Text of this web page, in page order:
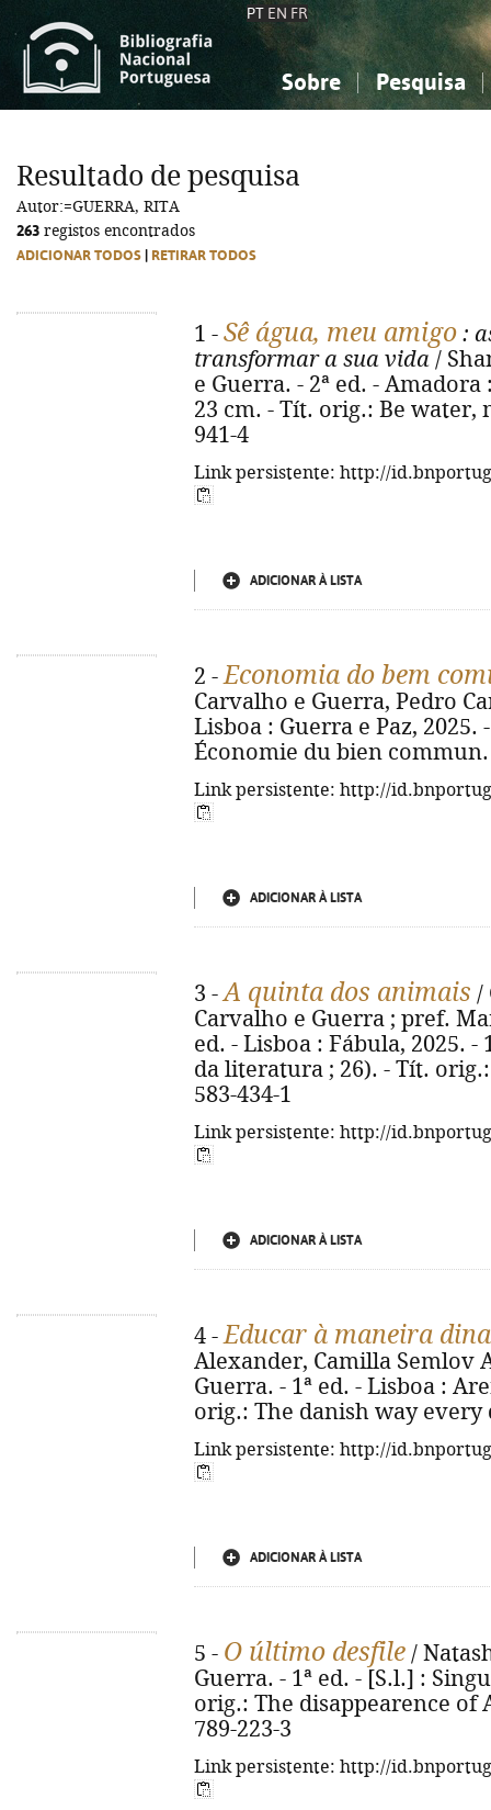
PT EN FR
Sobre Pesquisa
Ciências sociais...
Ciências sociais...
Resultado de pesquisa
Autor:=GUERRA, RITA
263 registos encontrados
ADICIONAR TODOS RETIRAR TODOS
1 - Sê água, meu amigo :
transformar a sua vida /
e Guerra. - 2ª ed. - Amadora
23 cm. - Tít. orig.: Be water,
941-4
Link persistente: http://
ADICIONAR À LISTA
2 -Economia do bem
Carvalho e Guerra, Pedro
Lisboa : Guerra e Paz, 2025.
Économie du bien commun.
Link persistente: http://
ADICIONAR À LISTA
3 -A quinta dos animais /
Carvalho e Guerra ; pref.
ed. - Lisboa : Fábula, 2025. -
da literatura ; 26). - Tít.
583-434-1
Link persistente: http://
ADICIONAR À LISTA
4 -Educar à maneira
Alexander, Camilla Semlov
Guerra. - 1ª ed. - Lisboa :
orig.: The danish way every
Link persistente: http://
ADICIONAR À LISTA
5 - O último desfile /
Guerra. - 1ª ed. - [S.l.] :
orig.: The disappearence of
789-223-3
Link persistente: http://